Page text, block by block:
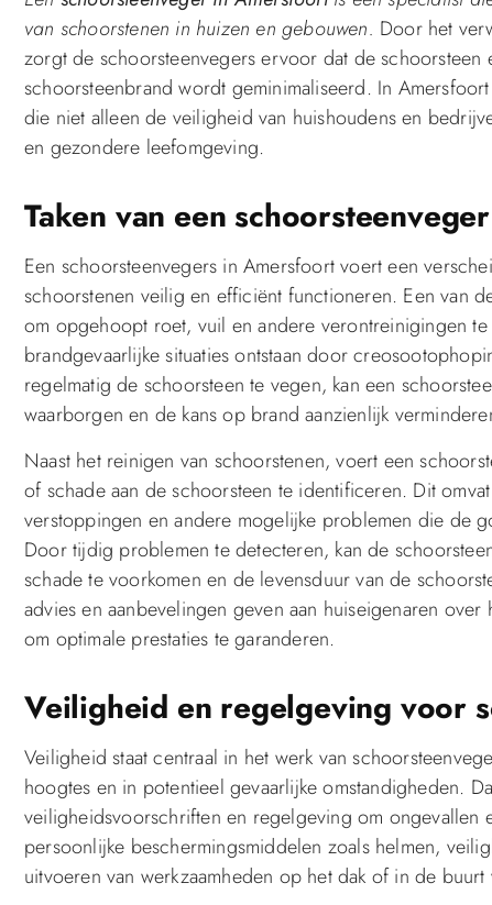
van schoorstenen in huizen en gebouwen. Door het
zorgt de schoorsteenvegers ervoor dat de
schoorsteenbrand wordt geminimaliseerd. In
die niet alleen de veiligheid van huishoudens en
en gezondere leefomgeving.
Taken van een
Een schoorsteenvegers in Amersfoort voert een
schoorstenen veilig en efficiënt functioneren. Een van
om opgehoopt roet, vuil en andere verontreinigingen
brandgevaarlijke situaties ontstaan door
regelmatig de schoorsteen te vegen, kan een
waarborgen en de kans op brand aanzienlijk
Naast het reinigen van schoorstenen, voert een
of schade aan de schoorsteen te identificeren. Dit
verstoppingen en andere mogelijke problemen die de
Door tijdig problemen te detecteren, kan de
schade te voorkomen en de levensduur van de
advies en aanbevelingen geven aan huiseigenaren
om optimale prestaties te garanderen.
Veiligheid en regelgeving voor
Veiligheid staat centraal in het werk van
hoogtes en in potentieel gevaarlijke omstandigheden.
veiligheidsvoorschriften en regelgeving om ongevallen
persoonlijke beschermingsmiddelen zoals helmen,
uitvoeren van werkzaamheden op het dak of in de